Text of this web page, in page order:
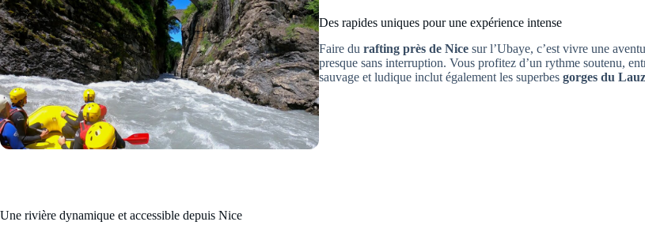
Des rapides uniques pour une expérience intense
Faire durafting près de Nice sur l’Ubaye, c’est vivre une
presque sans interruption. Vous profitez d’un rythme soutenu,
sauvage et ludique inclut également les superbesgorges du
Une rivière dynamique et accessible depuis Nice